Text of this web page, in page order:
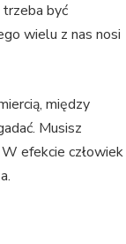
być
wielu z nas nosi
między
Musisz
efekcie człowiek